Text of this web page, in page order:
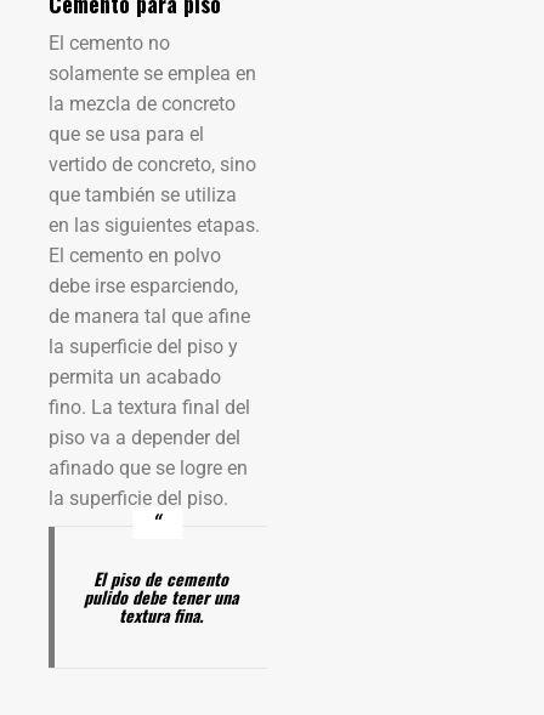
El cemento no
solamente se emplea en
la mezcla de concreto
que se usa para el
vertido de concreto, sino
que también se utiliza
en las siguientes etapas.
El cemento en polvo
debe irse esparciendo,
de manera tal que afine
la superficie del piso y
permita un acabado
fino. La textura final del
piso va a depender del
afinado que se logre en
la superficie del piso.
El piso de cemento
pulido debe tener una
textura fina.